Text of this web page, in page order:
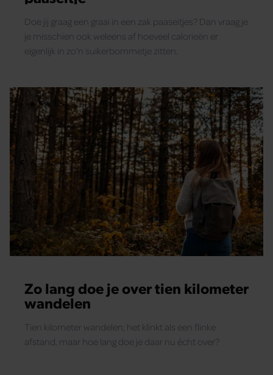
Doe jij graag een graai in een zak paaseitjes? Dan vraag je
je misschien ook weleens af hoeveel calorieën er
eigenlijk in zo'n suikerbommetje zitten.
Zo lang doe je over tien kilometer
wandelen
Tien kilometer wandelen; het klinkt als een flinke
afstand, maar hoe lang doe je daar nu écht over?